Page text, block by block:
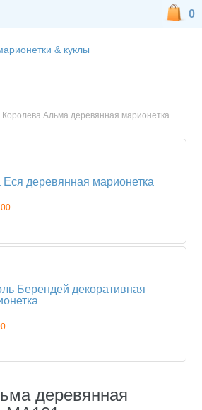
Королева Альма деревянная марионетка
Еся деревянная марионетка
Берендей декоративная
деревянная
0